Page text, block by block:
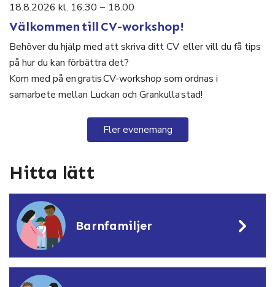
18.8.2026 kl. 16.30 – 18.00
Välkommen till CV-workshop!
Behöver du hjälp med att skriva ditt CV eller vill du få tips
på hur du kan förbättra det?
Kom med på en gratis CV-workshop som ordnas i
samarbete mellan Luckan och Grankulla stad!
Fler evenemang
Hitta lätt
Barnfamiljer